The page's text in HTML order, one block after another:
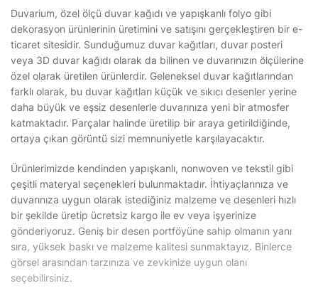
Duvarium, özel ölçü duvar kağıdı ve yapışkanlı folyo gibi
dekorasyon ürünlerinin üretimini ve satışını gerçekleştiren bir e-
ticaret sitesidir. Sunduğumuz duvar kağıtları, duvar posteri
veya 3D duvar kağıdı olarak da bilinen ve duvarınızın ölçülerine
özel olarak üretilen ürünlerdir. Geleneksel duvar kağıtlarından
farklı olarak, bu duvar kağıtları küçük ve sıkıcı desenler yerine
daha büyük ve eşsiz desenlerle duvarınıza yeni bir atmosfer
katmaktadır. Parçalar halinde üretilip bir araya getirildiğinde,
ortaya çıkan görüntü sizi memnuniyetle karşılayacaktır.
Ürünlerimizde kendinden yapışkanlı, nonwoven ve tekstil gibi
çeşitli materyal seçenekleri bulunmaktadır. İhtiyaçlarınıza ve
duvarınıza uygun olarak istediğiniz malzeme ve desenleri hızlı
bir şekilde üretip ücretsiz kargo ile ev veya işyerinize
gönderiyoruz. Geniş bir desen portföyüne sahip olmanın yanı
sıra, yüksek baskı ve malzeme kalitesi sunmaktayız. Binlerce
görsel arasından tarzınıza ve zevkinize uygun olanı
seçebilirsiniz.